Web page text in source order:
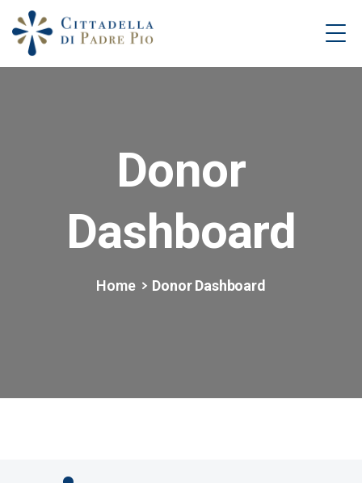
Donor
Dashboard
Home Donor Dashboard